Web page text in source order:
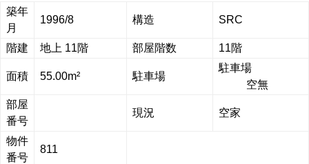
築年
月
1996/8 構造 SRC
階建 地上 11階 部屋階数 11階
面積 55.00m² 駐車場
駐車場
空無
部屋
番号
現況 空家
物件
番号
811